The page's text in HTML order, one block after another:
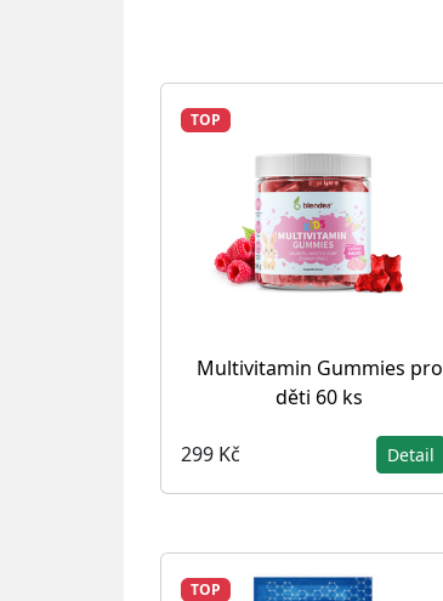
TOP
Multivitamin Gummies pro
děti 60 ks
299 Kč Detail
TOP